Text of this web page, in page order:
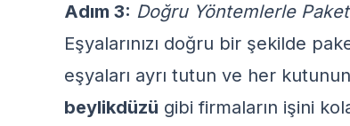
Adım 3: Doğru Yöntemlerle
Eşyalarınızı doğru bir şekilde
eşyaları ayrı tutun ve her
beylikdüzü gibi firmaların işini